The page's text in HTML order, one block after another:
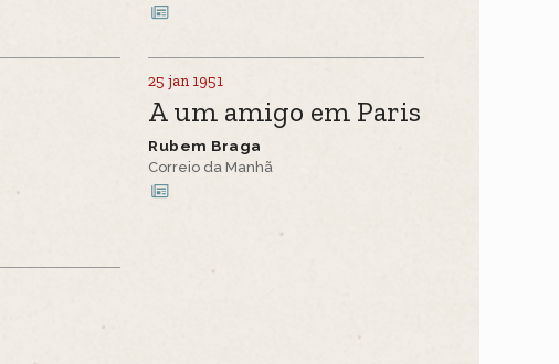
25 jan 1951
A um amigo em Paris
Rubem Braga
Correio da Manhã